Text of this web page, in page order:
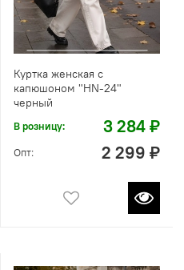
Куртка женская с
капюшоном "HN-24"
черный
В розницу: 3 284 ₽
Опт: 2 299 ₽